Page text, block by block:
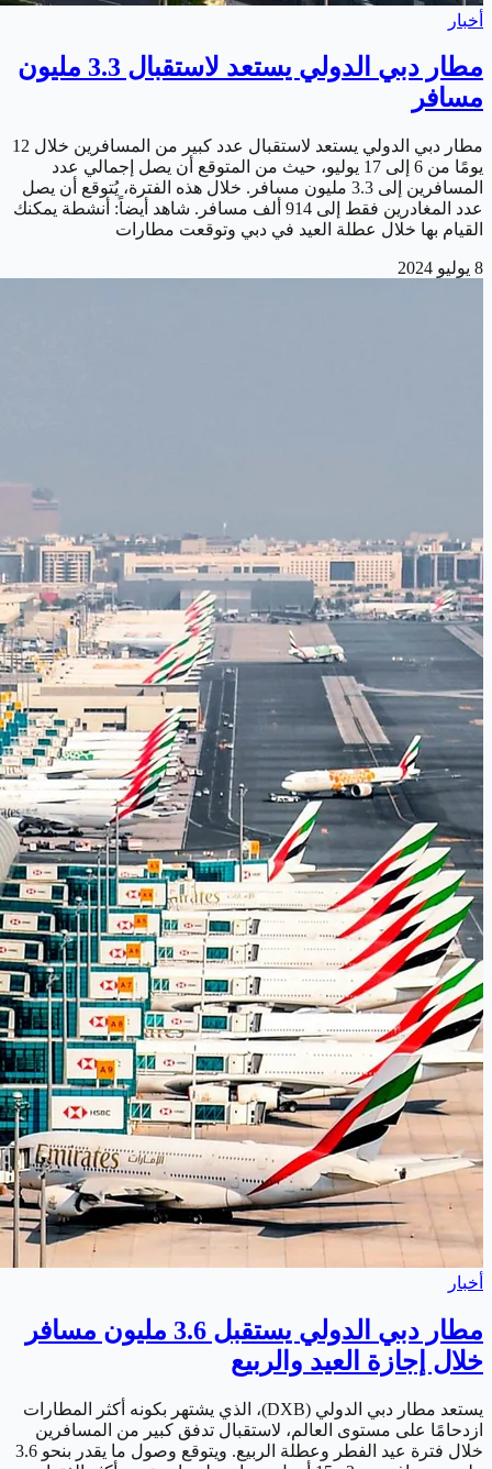
أخبار
مطار دبي الدولي يستعد لاستقبال 3.3 مليون
مسافر
مطار دبي الدولي يستعد لاستقبال عدد كبير من المسافرين خلال 12
يومًا من 6 إلى 17 يوليو، حيث من المتوقع أن يصل إجمالي عدد
المسافرين إلى 3.3 مليون مسافر. خلال هذه الفترة، يُتوقع أن يصل
عدد المغادرين فقط إلى 914 ألف مسافر. شاهد أيضاً: أنشطة يمكنك
القيام بها خلال عطلة العيد في دبي وتوقعت مطارات
8 يوليو 2024
أخبار
مطار دبي الدولي يستقبل 3.6 مليون مسافر
خلال إجازة العيد والربيع
يستعد مطار دبي الدولي (DXB)، الذي يشتهر بكونه أكثر المطارات
ازدحامًا على مستوى العالم، لاستقبال تدفق كبير من المسافرين
خلال فترة عيد الفطر وعطلة الربيع. ويتوقع وصول ما يقدر بنحو 3.6